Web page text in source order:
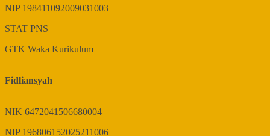
NIP 198411092009031003
STAT PNS
GTK Waka Kurikulum
Fidliansyah
NIK 6472041506680004
NIP 196806152025211006